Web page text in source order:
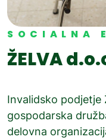
SOCIALNA
ŽELVA
Invalidsko podjetje
gospodarska
delovna